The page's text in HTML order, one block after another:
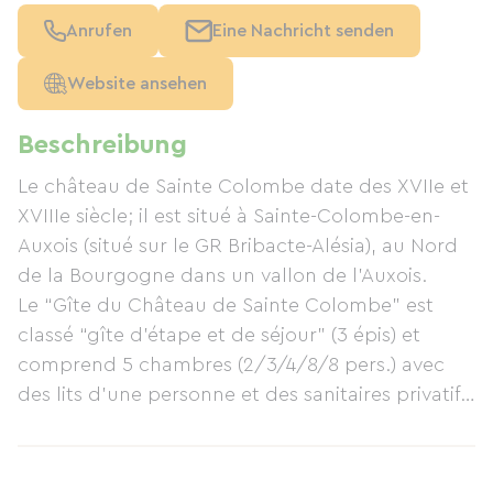
Beschreibung
Le château de Sainte Colombe date des XVIIe et
XVIIIe siècle; il est situé à Sainte-Colombe-en-
Auxois (situé sur le GR Bribacte-Alésia), au Nord
de la Bourgogne dans un vallon de l’Auxois.
Le “Gîte du Château de Sainte Colombe” est
classé “gîte d’étape et de séjour” (3 épis) et
comprend 5 chambres (2/3/4/8/8 pers.) avec
des lits d’une personne et des sanitaires privatifs.
Anrufen Eine Nachricht senden
Website ansehen